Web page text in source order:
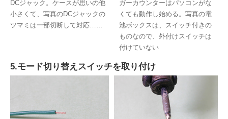
DCジャック。ケースが思いの他
小さくて、写真のDCジャックの
ツマミは一部切断して対応……
ガーカウンターはパソコンがな
くても動作し始める。写真の電
池ボックスは、スイッチ付きの
ものなので、外付けスイッチは
付けていない
5.モード切り替えスイッチを取り付け